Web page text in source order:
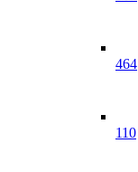
464
110